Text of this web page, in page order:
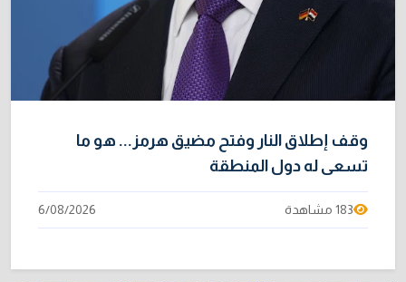
وقف إطلاق النار وفتح مضيق هرمز... هو ما
تسعى له دول المنطقة
183 مشاهدة 6/08/2026